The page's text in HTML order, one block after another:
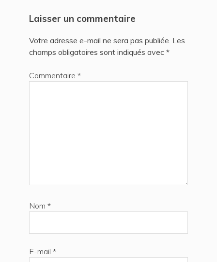
Laisser un commentaire
Votre adresse e-mail ne sera pas publiée. Les
champs obligatoires sont indiqués avec *
Commentaire *
Nom *
E-mail *